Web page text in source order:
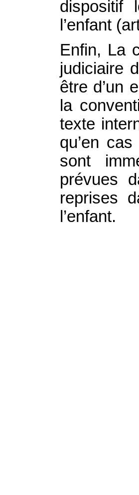
dispositif
l’enfant
Enfin, La
judiciaire
être d’un
la
texte
qu’en
sont
prévues
reprises
l’enfant.